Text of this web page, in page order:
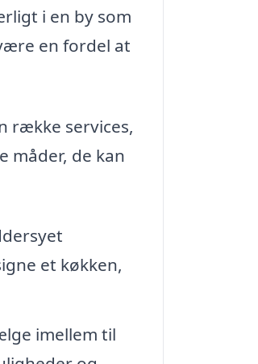
i en by som
en fordel at
række services,
måder, de kan
et køkken,
imellem til